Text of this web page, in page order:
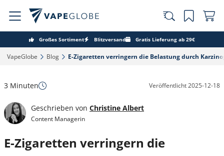
Großes Sortiment Blitzversand Gratis Lieferung ab 29€
VapeGlobe‎ Blog‎ E-Zigaretten verringern die Belastung durch
3 Minuten Veröffentlicht2025-12-18
Geschrieben von Christine Albert
Content Managerin
E-Zigaretten verringern die